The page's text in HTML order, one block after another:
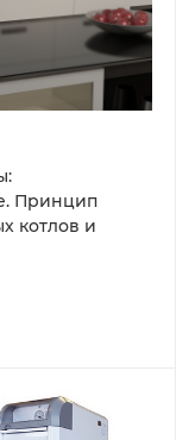
Принцип
котлов и